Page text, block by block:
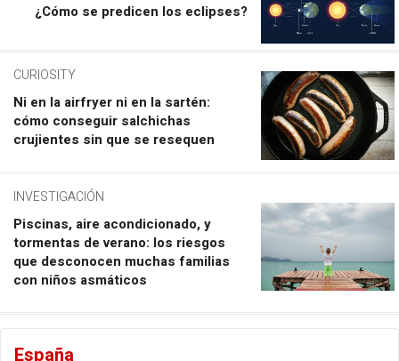
¿Cómo se predicen los eclipses?
CURIOSITY
Ni en la airfryer ni en la sartén:
cómo conseguir salchichas
crujientes sin que se resequen
INVESTIGACIÓN
Piscinas, aire acondicionado, y
tormentas de verano: los riesgos
que desconocen muchas familias
con niños asmáticos
España